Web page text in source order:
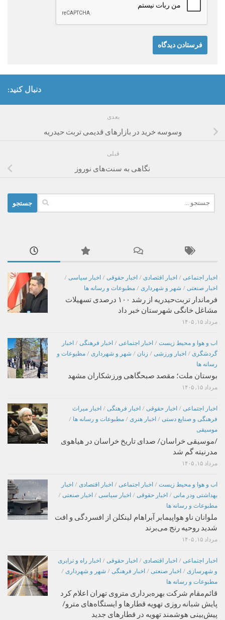
دنبال کنید:
بعدی
وسوسه خرید در بازارهای قدیمی تربت حیدریه
قبلی
نگاهی به سنت‌های نوروز
برای:
اخبار اجتماعی / اخبار اقتصادی / اخبار حقوقی / اخبار سیاسی /
اخبار صنعتی / شهر و شهرداری / مطبوعات و رسانه ها
فرماندار تربت‌حیدریه از رشد ۱۰۰ درصدی تسهیلات
مشاغل خانگی شهرستان خبر داد
مرداد ۱۵, ۱۴۰۵
اب و هوا و محیط زیست / اخبار اجتماعی / اخبار فرهنگی / اخبار
گردشگری / اخبار ورزشی / زنان / شهر و شهرداری / مطبوعات و
رسانه ها
بوستان ملت؛ مقصد صبحگاهی ورزشکاران مشهد
مرداد ۱۵, ۱۴۰۵
اخبار اجتماعی / اخبار حقوقی / اخبار فرهنگی / اخبار میراث
فرهنگی و صنایع دستی / اخبار هنری / مطبوعات و رسانه ها /
موسیقی
/موسیقی خراسان/ صدای تاریخ خراسان در هیاهوی
مدرنیته گم شد
مرداد ۱۵, ۱۴۰۵
اب و هوا و محیط زیست / اخبار اجتماعی / اخبار اقتصادی / اخبار
بهداشتی ودر مانی / اخبار حقوقی / اخبار سیاسی / اخبار صنعتی /
مطبوعات و رسانه ها
ملوانان ناو هواپیمابر آبراهام لینکلن از افسردگی و افت
شدید روحیه رنج می‌برند
مرداد ۱۵, ۱۴۰۵
اخبار اجتماعی / اخبار اقتصادی / اخبار حقوقی / اخبار راه و ترابری
و شهرسازی / اخبار صنعتی / اخبار فرهنگی / شهر و شهرداری /
مطبوعات و رسانه ها
قائم‌مقام شرکت بهره‌برداری متروی تهران اعلام کرد
پایش شبانه روزی تهویه قطارها و ایستگاه‌های مترو/
پیش‌بینی هوشمند تهویه در قطارهای جدید